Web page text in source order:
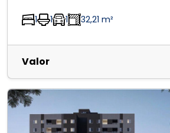
1 1 1 32,21 m²
Valor